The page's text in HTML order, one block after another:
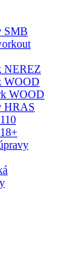
SMB
NEREZ
WOOD
WOOD
HRAS